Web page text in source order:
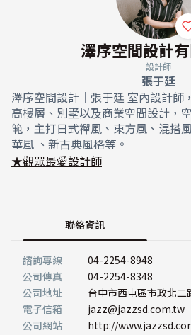
澤序空間設計
設計師
張于廷
澤序空間設計｜張于廷 室內設計師
高樓層、別墅以及商業空間設計，
範，主打日式禪風、東方風、混搭
華風 、新古典風格等。
★觀眾最愛設計師
聯絡資訊
諮詢專線
04-2254-8948
公司傳真
04-2254-8348
公司地址
台中市西屯區市政北
電子信箱
jazz@jazzsd.com.tw
公司網站
http://